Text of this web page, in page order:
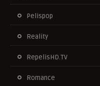
Pelispop
Reality
RepelisHD.TV
Romance